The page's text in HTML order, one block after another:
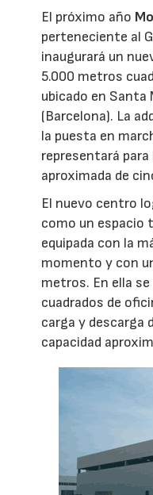
El próximo año
perteneciente al
inaugurará un
5.000 metros
ubicado en Santa
(Barcelona). La
la puesta en
representará
aproximada de
El nuevo centro
como un
equipada con la
momento y con
metros. En ella
cuadrados de
carga y descarga
capacidad